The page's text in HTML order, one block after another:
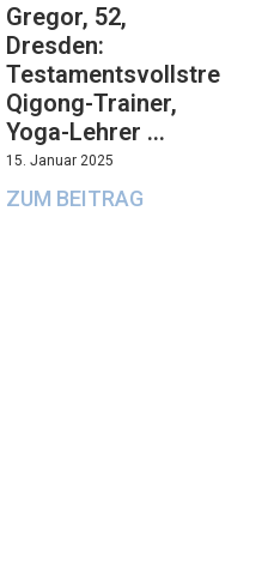
Gregor, 52,
Dresden:
Qigong-Trainer,
Yoga-Lehrer …
15. Januar 2025
ZUM BEITRAG